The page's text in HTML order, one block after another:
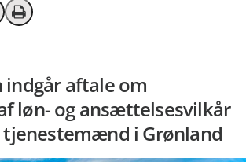
email
Print
indgår aftale om
løn- og ansættelsesvilkår
i Grønland